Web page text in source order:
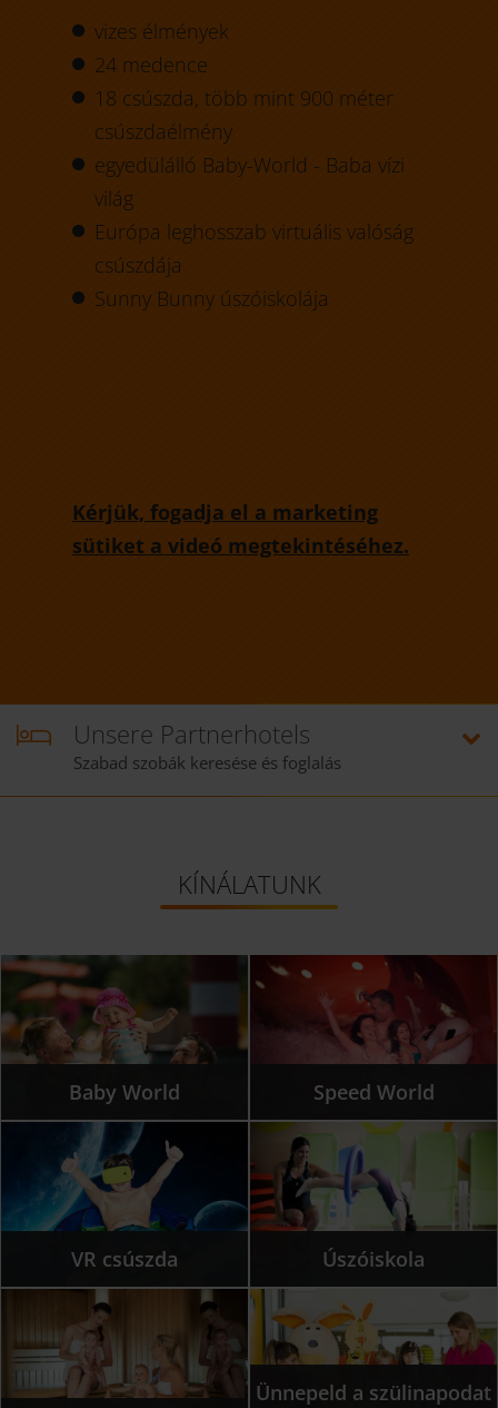
vizes élmények
24 medence
18 csúszda, több mint 900 méter
csúszdaélmény
egyedülálló Baby-World - Baba vízi
világ
Európa leghosszab virtuális valóság
csúszdája
Sunny Bunny úszóiskolája
Kérjük, fogadja el a marketing
sütiket a videó megtekintéséhez.
Unsere Partnerhotels
Szabad szobák keresése és foglalás
KÍNÁLATUNK
Baby World Speed World
VR csúszda Úszóiskola
Ünnepeld a szülinapodat